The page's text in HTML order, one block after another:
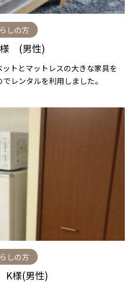
しの方
(男性)
トとマットレスの大きな家具を
レンタルを利用しました。
しの方
様(男性)